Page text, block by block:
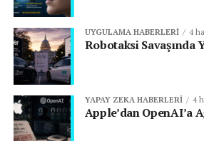
UYGULAMA HABERLERI 4
Robotaksi Savaşında
YAPAY ZEKA HABERLERI 4
Apple’dan OpenAI’a